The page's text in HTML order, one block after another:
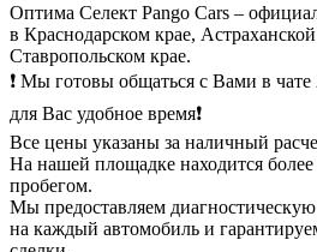
Оптима Селект Pango Cars –
в Краснодарском крае,
Ставропольском крае.
❗ Мы готовы общаться с Вами в
для Вас удобное время❗
Все цены указаны за наличный
На нашей площадке находится
пробегом.
Мы предоставляем диагностическую
на каждый автомобиль и